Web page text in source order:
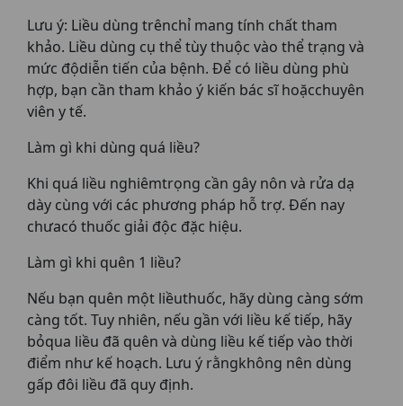
Lưu ý: Liều dùng trênchỉ mang tính chất tham
khảo. Liều dùng cụ thể tùy thuộc vào thể trạng và
mức độdiễn tiến của bệnh. Để có liều dùng phù
hợp, bạn cần tham khảo ý kiến bác sĩ hoặcchuyên
viên y tế.
Làm gì khi dùng quá liều?
Khi quá liều nghiêmtrọng cần gây nôn và rửa dạ
dày cùng với các phương pháp hỗ trợ. Đến nay
chưacó thuốc giải độc đặc hiệu.
Làm gì khi quên 1 liều?
Nếu bạn quên một liềuthuốc, hãy dùng càng sớm
càng tốt. Tuy nhiên, nếu gần với liều kế tiếp, hãy
bỏqua liều đã quên và dùng liều kế tiếp vào thời
điểm như kế hoạch. Lưu ý rằngkhông nên dùng
gấp đôi liều đã quy định.